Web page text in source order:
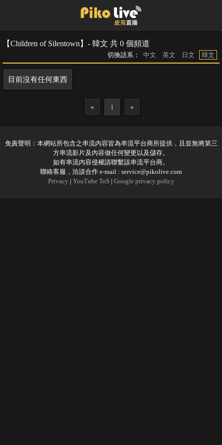
【Children of Silentown】- 韓文 共 0 個頻道
切換語系： 中文 英文 日文 韓文
目前沒有任何東西
« 1 »
免責聲明：本網站所包含之串流內容皆為串流平台商所提供，且並無將第三
方串流影片及內容做任何變更以及儲存。
如有串流內容侵權請聯繫該串流平台商。
聯絡客服，洽談合作 e-mail : service@pikolive.com
Privacy | YouTube ToS| Google privacy policy